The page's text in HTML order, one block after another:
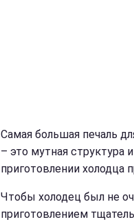
Самая большая печаль
– это мутная структура
приготовлении холодца
Чтобы холодец был не
приготовлением